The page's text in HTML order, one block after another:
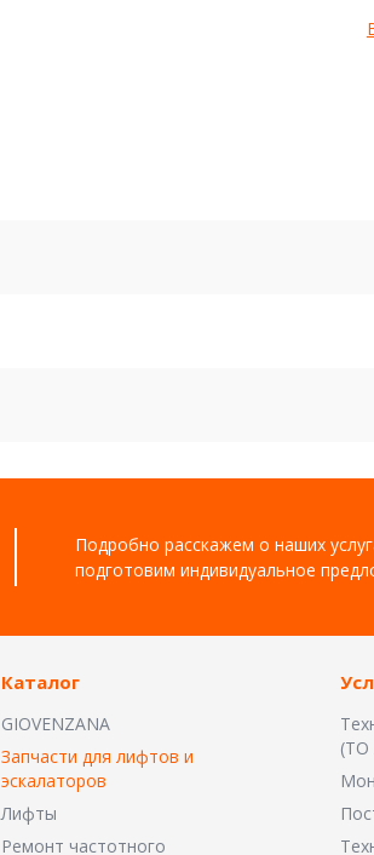
Подробно расскажем о наших
подготовим индивидуальное
Каталог
GIOVENZANA
Запчасти для лифтов и
эскалаторов
Лифты
Ремонт частотного
(ТО